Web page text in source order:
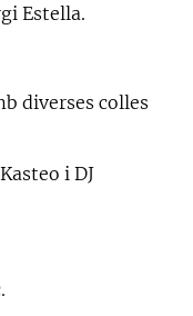
Estella.
diverses colles
i DJ